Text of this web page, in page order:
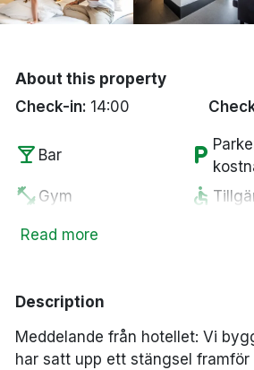
About this property
Check-in: 14:00
local_bar Bar local_parking
fitness_center Gym accessible
smoke_free Rökfria rum
child_care Barnstol
chairLounge
Read more
Description
Meddelande från hotellet: Vi
har satt upp ett stängsel framför